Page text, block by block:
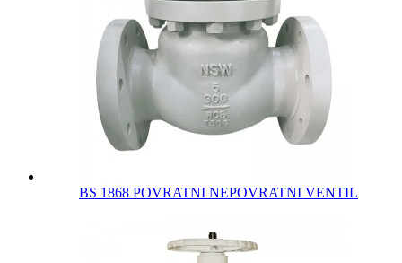
BS 1868 POVRATNI NEPOVRATNI VENTIL